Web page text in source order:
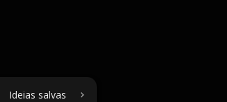
Ideias salvas